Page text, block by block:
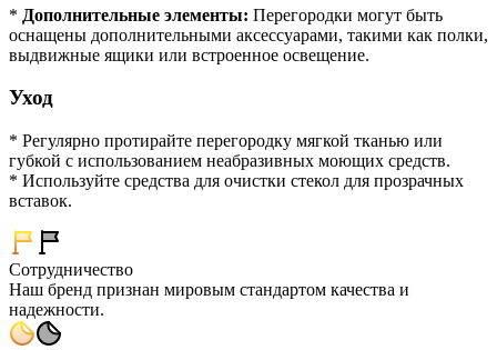
* Дополнительные элементы: Перегородки могут быть
оснащены дополнительными аксессуарами, такими как полки,
выдвижные ящики или встроенное освещение.
Уход
* Регулярно протирайте перегородку мягкой тканью или
губкой с использованием неабразивных моющих средств.
* Используйте средства для очистки стекол для прозрачных
вставок.
Сотрудничество
Наш бренд признан мировым стандартом качества и
надежности.